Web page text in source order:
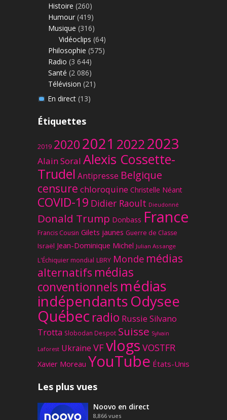
Histoire (260)
Humour (419)
Musique (316)
Vidéoclips (64)
Philosophie (575)
Radio (3 644)
Santé (2 086)
Télévision (21)
En direct(13)
Étiquettes
2019 20202021 20222023
Alain Soral Alexis Cossette-
Trudel Antipresse Belgique
censure chloroquine Christelle Néant
COVID-19 Didier Raoult Dieudonné
Donald Trump Donbass France
Francis Cousin Gilets jaunes Guerre de Classe
Israël Jean-Dominique Michel Julian Assange
L'Échiquier mondial LBRY Monde médias
alternatifs médias
conventionnels médias
indépendantsOdysee
Québec radio Russie Silvano
Trotta Slobodan Despot Suisse Sylvain
Laforest Ukraine VFvlogs VOSTFR
Xavier Moreau YouTube États-Unis
Les plus vues
Noovo en direct
8,866 vues